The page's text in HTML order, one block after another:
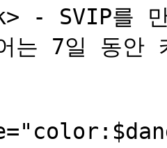
- SVIP를
는 7일 동안